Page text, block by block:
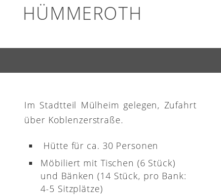
HÜMMEROTH
Im Stadtteil Mülheim gelegen, Zufahrt
über Koblenzerstraße.
Hütte für ca. 30 Personen
Möbiliert mit Tischen (6 Stück)
und Bänken (14 Stück, pro Bank:
4-5 Sitzplätze)